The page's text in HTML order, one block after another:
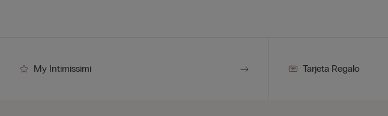
My Intimissimi Tarjeta Regalo